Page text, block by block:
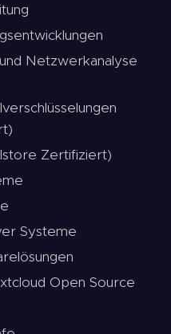
Netzwerkanalyse
Zertifiziert)
Systeme
Open Source